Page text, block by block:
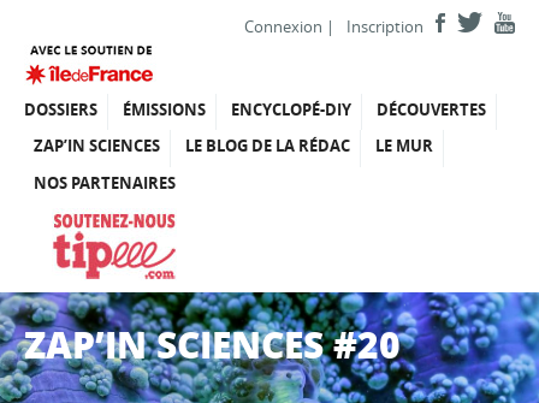
Connexion | Inscription
DOSSIERS ÉMISSIONS ENCYCLOPÉ-DIY
DÉCOUVERTES
ZAP’IN SCIENCES
LE BLOG DE LA RÉDAC
LE MUR
NOS PARTENAIRES
ZAP’IN SCIENCES #20